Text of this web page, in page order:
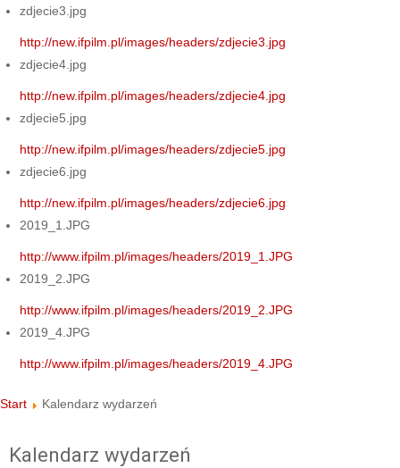
zdjecie3.jpg
http://new.ifpilm.pl/images/headers/zdjecie3.jpg
zdjecie4.jpg
http://new.ifpilm.pl/images/headers/zdjecie4.jpg
zdjecie5.jpg
http://new.ifpilm.pl/images/headers/zdjecie5.jpg
zdjecie6.jpg
http://new.ifpilm.pl/images/headers/zdjecie6.jpg
2019_1.JPG
http://www.ifpilm.pl/images/headers/2019_1.JPG
2019_2.JPG
http://www.ifpilm.pl/images/headers/2019_2.JPG
2019_4.JPG
http://www.ifpilm.pl/images/headers/2019_4.JPG
Start Kalendarz wydarzeń
Kalendarz wydarzeń